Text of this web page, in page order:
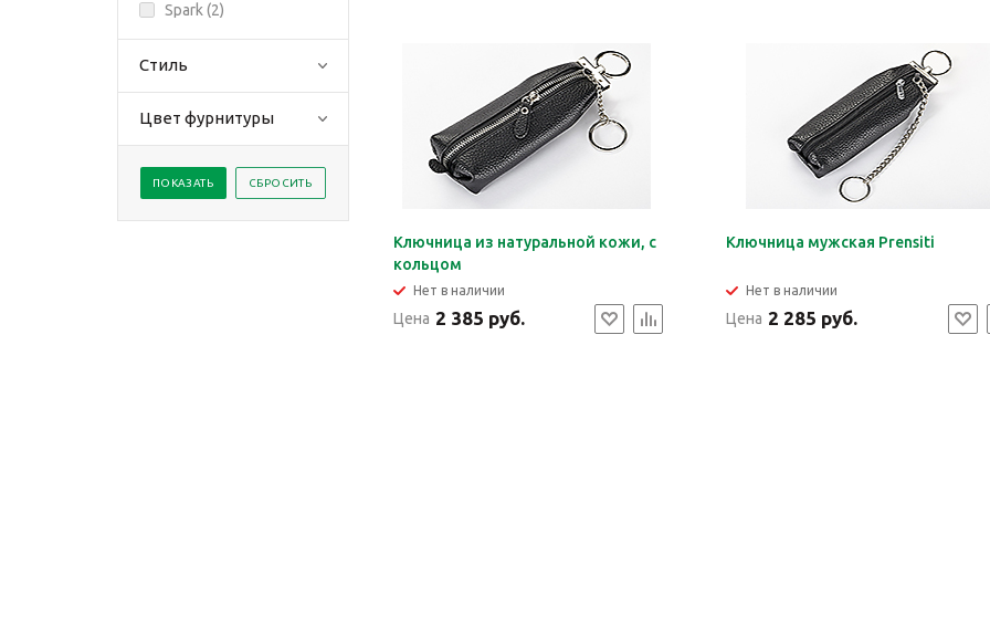
Spark (2)
Стиль
Цвет фурнитуры
Ключница из натуральной кожи, с
кольцом
Нет в наличии
Цена 2 385 руб.
Ключница мужская Prensiti
Нет в наличии
Цена 2 285 руб.